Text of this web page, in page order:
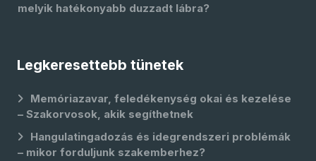
melyik hatékonyabb duzzadt lábra?
Legkeresettebb tünetek
Memóriazavar, feledékenység okai és kezelése
– Szakorvosok, akik segíthetnek
Hangulatingadozás és idegrendszeri problémák
– mikor forduljunk szakemberhez?